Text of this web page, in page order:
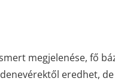
megjelenése, fő
eredhet,